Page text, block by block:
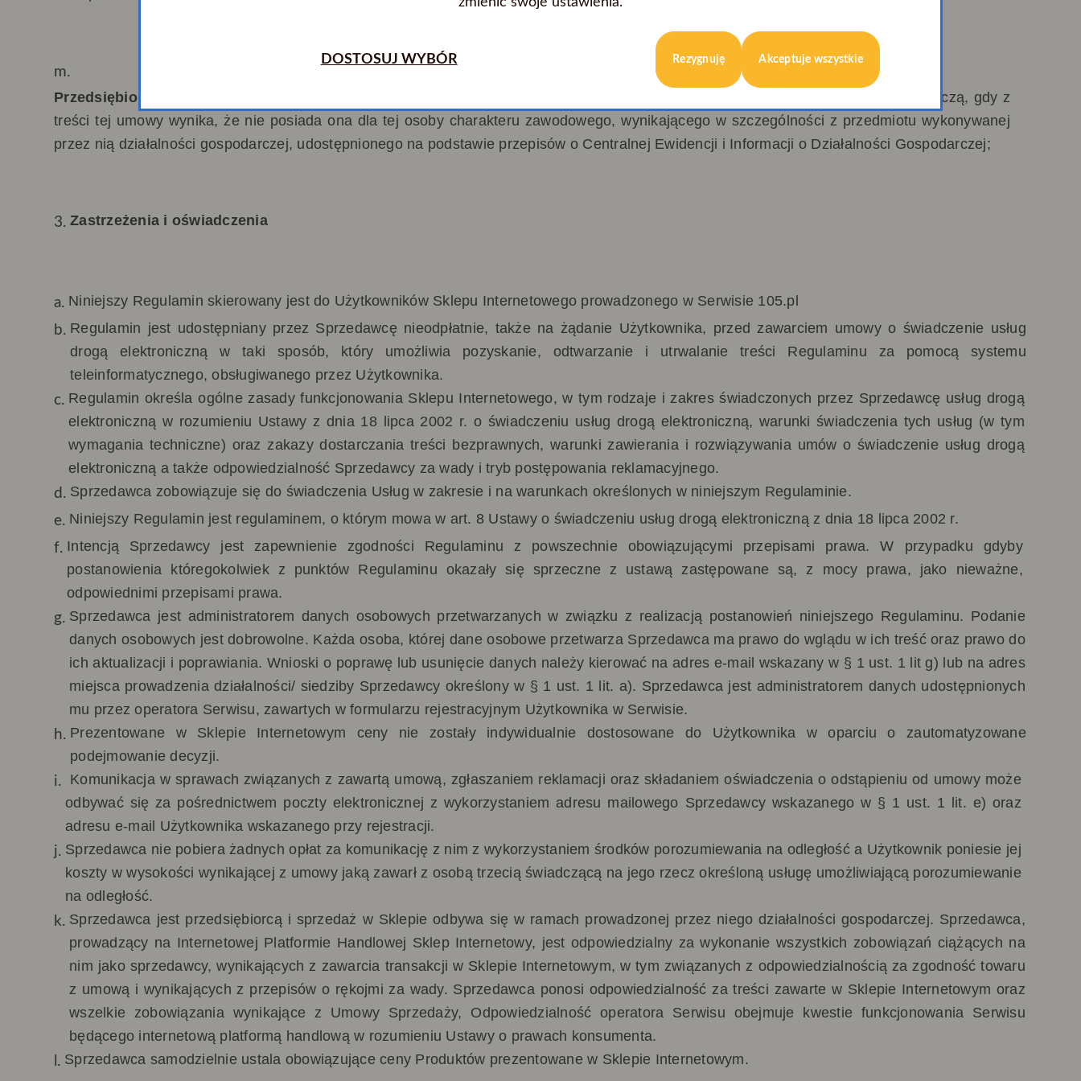
Przedsiębiorca na prawach konsumenta -
soba fizyczna zawierająca umowę bezpośrednio związaną z jej działalnością gospodarczą, gdy z
treści tej umowy wynika, że nie posiada ona dla tej osoby charakteru zawodowego, wynikającego w szczególności z przedmiotu wykonywanej
przez nią działalności gospodarczej, udostępnionego na podstawie przepisów o Centralnej Ewidencji i Informacji o Działalności Gospodarczej;
Zastrzeżenia i oświadczenia
Niniejszy Regulamin skierowany jest do Użytkowników Sklepu Internetowego prowadzonego w Serwisie 105.pl
Regulamin jest udostępniany przez Sprzedawcę nieodpłatnie, także na żądanie Użytkownika, przed zawarciem umowy o świadczenie usług
drogą elektroniczną w taki sposób, który umożliwia pozyskanie, odtwarzanie i utrwalanie treści Regulaminu za pomocą systemu
teleinformatycznego, obsługiwanego przez Użytkownika.
Regulamin określaogólne zasady funkcjonowania Sklepu Internetowego, w tym rodzaje i zakres świadczonych przez Sprzedawcę usług drogą
elektroniczną w rozumieniu Ustawy z dnia 18 lipca 2002 r. o świadczeniu usług drogą elektroniczną, warunki świadczenia tych usług (w tym
wymagania techniczne) oraz zakazy dostarczania treści bezprawnych, warunki zawierania i rozwiązywania umów o świadczenie usług drogą
elektroniczną a także odpowiedzialność Sprzedawcy za wady i tryb postępowania reklamacyjnego.
Sprzedawca zobowiązuje się do świadczenia Usług w zakresie i na warunkach określonych w niniejszym Regulaminie.
Niniejszy Regulamin jest regulaminem, o którym mowa w art. 8 Ustawy o świadczeniu usług drogą elektroniczną z dnia 18 lipca 2002 r.
Intencją Sprzedawcy jest zapewnienie zgodności Regulaminu z powszechnie obowiązującymi przepisami prawa. W przypadku gdyby
postanowienia któregokolwiek z punktów Regulaminu okazały się sprzeczne z ustawą zastępowane są, z mocy prawa, jako nieważne,
odpowiednimi przepisami prawa.
Sprzedawca jest administratorem danych osobowych przetwarzanych w związku z realizacją postanowień niniejszego Regulaminu. Podanie
danych osobowych jest dobrowolne. Każda osoba, której dane osobowe przetwarza Sprzedawca ma prawo do wglądu w ich treść oraz prawo do
ich aktualizacji i poprawiania. Wnioski o poprawę lub usunięcie danych należy kierować na adres e-mail wskazany w § 1 ust. 1 lit g) lub na adres
miejsca prowadzenia działalności/ siedziby Sprzedawcy określony w § 1 ust. 1 lit. a). Sprzedawca jest administratorem danych udostępnionych
mu przez operatora Serwisu, zawartych w formularzu rejestracyjnym Użytkownika w Serwisie.
Prezentowane w Sklepie Internetowym ceny nie zostały indywidualnie dostosowane do Użytkownika w oparciu o zautomatyzowane
podejmowanie decyzji.
Komunikacja w sprawach związanych z zawartą umową, zgłaszaniem reklamacji oraz składaniem oświadczenia o odstąpieniu od umowy może
odbywać się za pośrednictwem poczty elektronicznej z wykorzystaniem adresu mailowego Sprzedawcy wskazanego w § 1 ust. 1 lit. e) oraz
adresu e-mail Użytkownika wskazanego przy rejestracji.
Sprzedawca nie pobiera żadnych opłat za komunikację z nim z wykorzystaniem środków porozumiewania na odległość a Użytkownik poniesie jej
koszty w wysokości wynikającej z umowy jaką zawarł z osobą trzecią świadczącą na jego rzecz określoną usługę umożliwiającą porozumiewanie
na odległość.
Sprzedawca jest przedsiębiorcą i sprzedaż w Sklepie odbywa się w ramach prowadzonej przez niego działalności gospodarczej. Sprzedawca,
prowadzący na Internetowej Platformie Handlowej Sklep Internetowy, jest odpowiedzialny za wykonanie wszystkich zobowiązań ciążących na
nim jako sprzedawcy, wynikających z zawarcia transakcji w Sklepie Internetowym,w tym związanych z odpowiedzialnością za zgodność towaru
z umową i wynikających z przepisów o rękojmi za wady. Sprzedawca ponosi odpowiedzialność za treści zawarte w Sklepie Internetowym oraz
wszelkie zobowiązania wynikające z Umowy Sprzedaży, Odpowiedzialność operatora Serwisu obejmuje kwestie funkcjonowania Serwisu
będącego internetową platformą handlową w rozumieniu Ustawy o prawach konsumenta.
Sprzedawca samodzielnie ustala obowiązujące ceny Produktów prezentowane w Sklepie Internetowym.
DOSTOSUJ WYBÓR Rezygnuję Akceptuje wszystkie